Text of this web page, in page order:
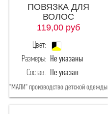
100
108
122-60
ПОВЯЗКА ДЛЯ
ВОЛОС
119,00 руб
Цвет:
Размеры: Не указаны
Состав: Не указан
"МАЛИ" производство детской одежды